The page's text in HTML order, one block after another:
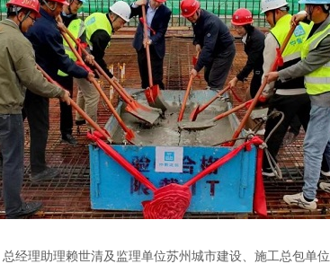
经理助理赖世清及监理单位苏州城市建设、施工总包单